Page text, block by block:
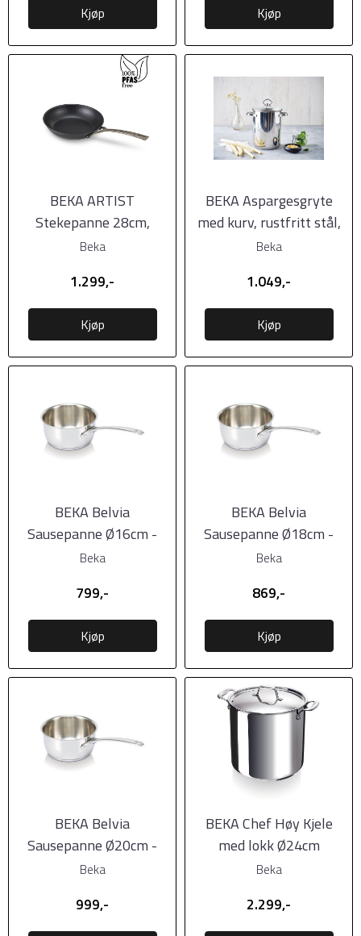
Kjøp Kjøp
BEKA ARTIST
Stekepanne 28cm,
karbonstål -
Beka
1.299,-
Kjøp
BEKA Aspargesgryte
med kurv, rustfritt stål,
Ø16cm
Beka
1.049,-
Kjøp
BEKA Belvia
Sausepanne Ø16cm -
1,5L
Beka
799,-
Kjøp
BEKA Belvia
Sausepanne Ø18cm -
2,1L
Beka
869,-
Kjøp
BEKA Belvia
Sausepanne Ø20cm -
2,9L
Beka
999,-
BEKA Chef Høy Kjele
med lokk Ø24cm
Beka
2.299,-